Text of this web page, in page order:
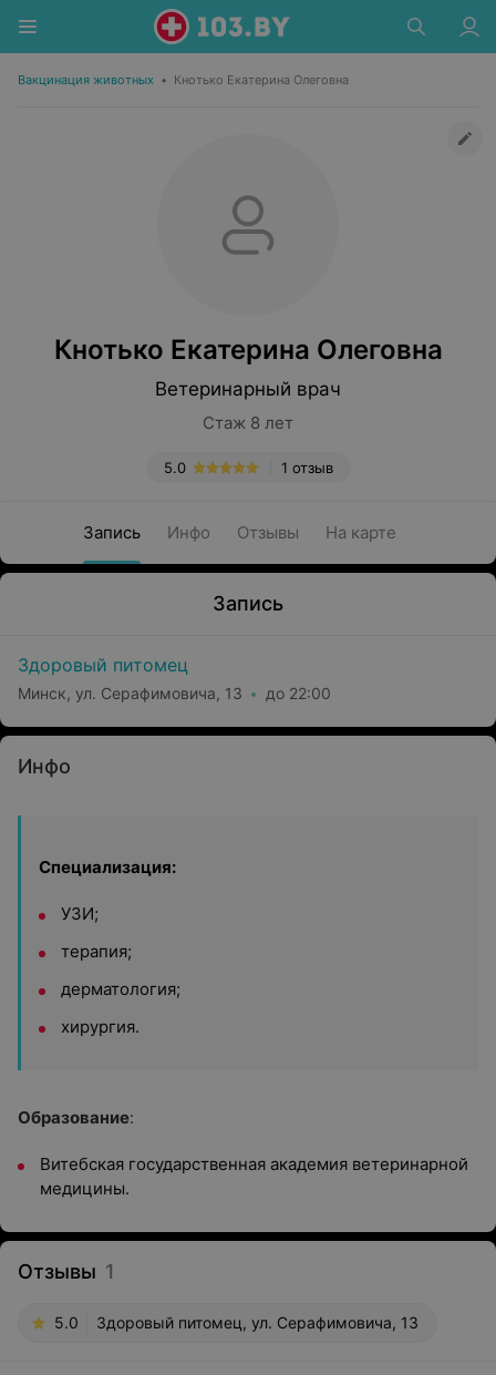
Вакцинация животных • Кнотько Екатерина Олеговна
Кнотько Екатерина Олеговна
Ветеринарный врач
Стаж 8 лет
1 отзыв
5.0
Запись Инфо Отзывы На карте
Запись
Здоровый питомец
Минск, ул. Серафимовича, 13 до 22:00
Инфо
Специализация:
УЗИ;
терапия;
дерматология;
хирургия.
Образование:
Витебская государственная академия ветеринарной
медицины.
Отзывы 1
5.0 Здоровый питомец, ул. Серафимовича, 13